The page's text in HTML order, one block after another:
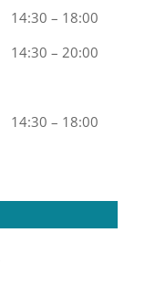
14:30 – 18:00
14:30 – 20:00
14:30 – 18:00